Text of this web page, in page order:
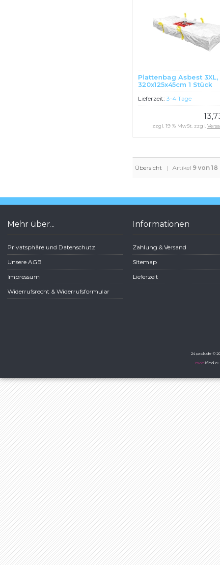
Plattenbag Asbest 3XL,
320x125x45cm 1 Stück
Lieferzeit: 3-4 Tage
zzgl. 19 % MwSt. zzgl.
Übersicht | Artikel 9 von 18
Mehr über...
Privatsphäre und Datenschutz
Unsere AGB
Impressum
Widerrufsrecht & Widerrufsformular
Informationen
Zahlung & Versand
Sitemap
Lieferzeit
24pack.de ©
modified